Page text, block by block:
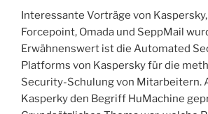
Interessante Vorträge von Kaspersky,
Forcepoint, Omada und SeppMail
Erwähnenswert ist die Automated
Platforms von Kaspersky für die
Security-Schulung von Mitarbeitern.
Kasperky den Begriff HuMachine